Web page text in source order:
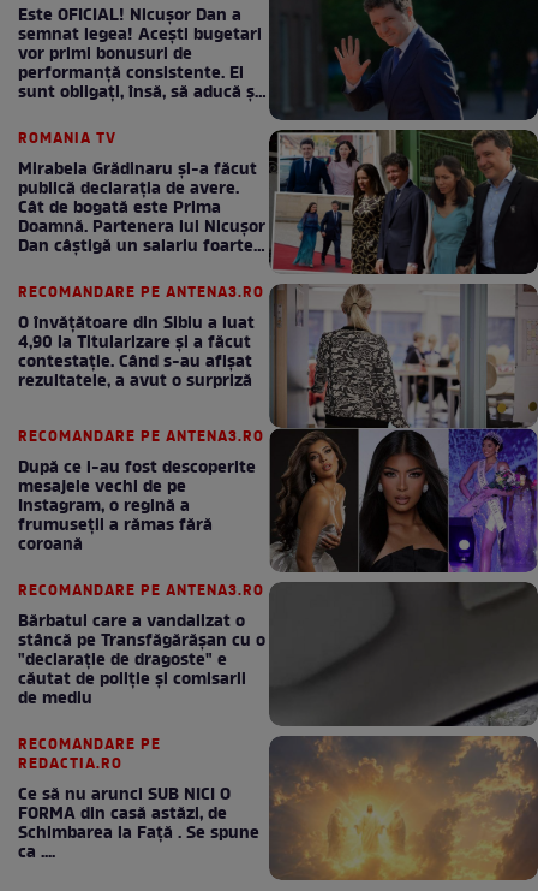
Este OFICIAL! Nicușor Dan a
semnat legea! Acești bugetari
vor primi bonusuri de
performanță consistente. Ei
sunt obligați, însă, să aducă și
ROMANIA TV
Mirabela Grădinaru și-a făcut
publică declarația de avere.
Cât de bogată este Prima
Doamnă. Partenera lui Nicușor
Dan câștigă un salariu foarte
RECOMANDARE PE ANTENA3.RO
O învățătoare din Sibiu a luat
4,90 la Titularizare și a făcut
contestație. Când s-au afișat
rezultatele, a avut o surpriză
RECOMANDARE PE ANTENA3.RO
După ce i-au fost descoperite
mesajele vechi de pe
Instagram, o regină a
frumuseții a rămas fără
coroană
RECOMANDARE PE ANTENA3.RO
Bărbatul care a vandalizat o
stâncă pe Transfăgărășan cu o
"declaraţie de dragoste" e
căutat de poliție și comisarii
de mediu
RECOMANDARE PE
REDACTIA.RO
Ce să nu arunci SUB NICI O
FORMA din casă astăzi, de
Schimbarea la Față . Se spune
ca ....